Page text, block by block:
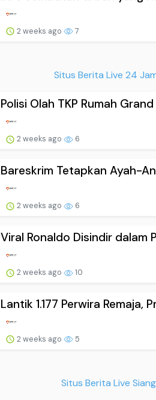
2 weeks ago 7
Situs Berita Live 24
Polisi Olah TKP Rumah
2 weeks ago 6
Bareskrim Tetapkan Ayah-
2 weeks ago 6
Viral Ronaldo Disindir dalam
2 weeks ago 10
Lantik 1.177 Perwira Remaja,
2 weeks ago 5
Situs Berita Live